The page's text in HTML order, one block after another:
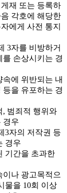
재 또는 등록하
각호에 해당한
에게 사전 통지
3자를 비방하거
손상시키는 경
속에 위반되는 내
등을 유포하는 경
, 범죄적 행위와
경우
3자의 저작권 등
경우
기간을 초과한
이나 광고목적으
물을 10회 이상